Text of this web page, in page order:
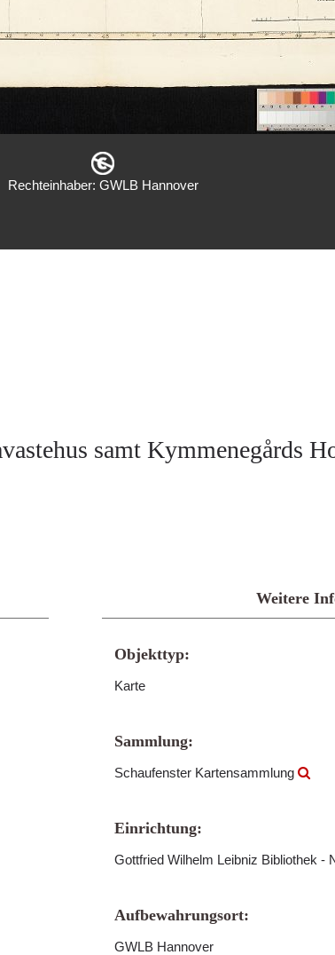
Rechteinhaber: GWLB Hannover
samt Kymmenegårds
Weitere
Objekttyp:
Karte
Sammlung:
Schaufenster Kartensammlung
Einrichtung:
Gottfried Wilhelm Leibniz Bibliothek -
Aufbewahrungsort:
GWLB Hannover